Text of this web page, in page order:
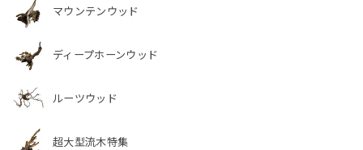
マウンテンウッド
ディープホーンウッド
ルーツウッド
超大型流木特集